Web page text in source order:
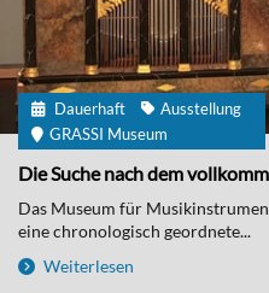
Dauerhaft
Ausstellung
GRASSI Museum
Die Suche nach dem
Das Museum für
eine chronologisch geordnete...
Weiterlesen